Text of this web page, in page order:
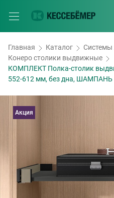
Главная Каталог
Системы
Конеро столики выдвижные
КОМПЛЕКТ Полка-столик
552-612 мм, без дна, ШАМПАНЬ
Акция